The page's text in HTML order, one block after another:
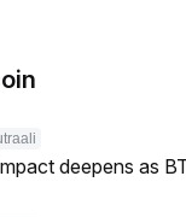
deepens as